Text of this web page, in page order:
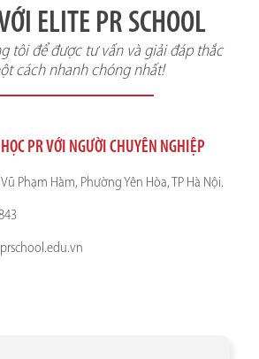
ELITE PR SCHOOL
tôi để được tư vấn và giải đáp thắc
cách nhanh chóng nhất!
PR VỚI NGƯỜI CHUYÊN NGHIỆP
Phạm Hàm, Phường Yên Hòa, TP Hà Nội.